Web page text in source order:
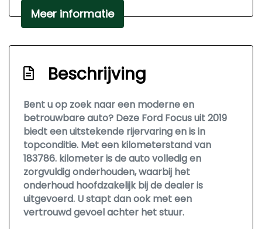
Elektronisch stabiliteits programma
Elektronische remkrachtverdeling
Hoofd airbag(s) achter
Hoofd airbag(s) voor
Passagiersairbag
Rijstrooksensor met correctie
Uitwijk assistent
Zij airbag(s) voor
Exterieur
Buitenspiegels elektrisch inklapbaar
Meer informatie
Beschrijving
Bent u op zoek naar een moderne en
betrouwbare auto? Deze Ford Focus uit 2019
biedt een uitstekende rijervaring en is in
topconditie. Met een kilometerstand van
183786. kilometer is de auto volledig en
zorgvuldig onderhouden, waarbij het
onderhoud hoofdzakelijk bij de dealer is
uitgevoerd. U stapt dan ook met een
vertrouwd gevoel achter het stuur.